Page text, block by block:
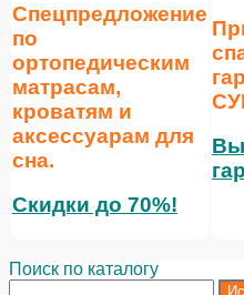
Спецпредложение
по
ортопедическим
матрасам,
кроватям и
аксессуарам для
сна.
Скидки до 70%!
Поиск по каталогу